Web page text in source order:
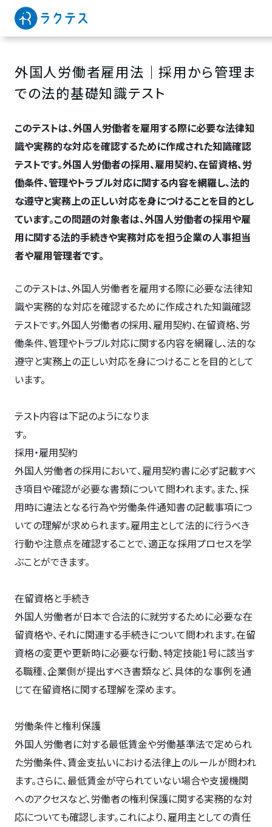
外国人労働者雇用法｜採用から管理ま
での法的基礎知識テスト
このテストは、外国人労働者を雇用する際に必要な法律知
識や実務的な対応を確認するために作成された知識確認
テストです。外国人労働者の採用、雇用契約、在留資格、労
働条件、管理やトラブル対応に関する内容を網羅し、法的
な遵守と実務上の正しい対応を身につけることを目的とし
ています。この問題の対象者は、外国人労働者の採用や雇
用に関する法的手続きや実務対応を担う企業の人事担当
者や雇用管理者です。
このテストは、外国人労働者を雇用する際に必要な法律知
識や実務的な対応を確認するために作成された知識確認
テストです。外国人労働者の採用、雇用契約、在留資格、労
働条件、管理やトラブル対応に関する内容を網羅し、法的な
遵守と実務上の正しい対応を身につけることを目的として
います。
テスト内容は下記のようになりま
採用・雇用契約
外国人労働者の採用において、雇用契約書に必ず記載すべ
き項目や確認が必要な書類について問われます。また、採
用時に違法となる行為や労働条件通知書の記載事項につ
いての理解が求められます。雇用主として法的に行うべき
行動や注意点を確認することで、適正な採用プロセスを学
ぶことができます。
在留資格と手続き
外国人労働者が日本で合法的に就労するために必要な在
留資格や、それに関連する手続きについて問われます。在留
資格の変更や更新時に必要な行動、特定技能1号に該当す
る職種、企業側が提出すべき書類など、具体的な事例を通
じて在留資格に関する理解を深めます。
労働条件と権利保護
外国人労働者に対する最低賃金や労働基準法で定められ
た労働条件、賃金支払いにおける法律上のルールが問われ
ます。さらに、最低賃金が守られていない場合や支援機関
へのアクセスなど、労働者の権利保護に関する実務的な対
応についても確認します。これにより、雇用主としての責任